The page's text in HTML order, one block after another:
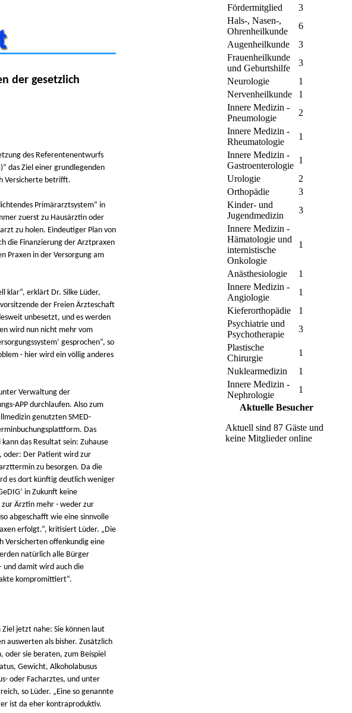
der gesetzlich
des Referentenentwurfs
das Ziel einer grundlegenden
Versicherte betrifft.
Primärarztsystem“ in
zuerst zu Hausärztin oder
zu holen. Eindeutiger Plan von
die Finanzierung der Arztpraxen
Praxen in der Versorgung am
klar“, erklärt Dr. Silke Lüder,
der Freien Ärzteschaft
unbesetzt, und es werden
wird nun nicht mehr vom
gesprochen“, so
- hier wird ein völlig anderes
Verwaltung der
APP durchlaufen. Also zum
genutzten SMED-
Das
das Resultat sein: Zuhause
oder: Der Patient wird zur
zu besorgen. Da die
es dort künftig deutlich weniger
in Zukunft keine
Ärztin mehr - weder zur
abgeschafft wie eine sinnvolle
erfolgt.“, kritisiert Lüder. „Die
Versicherten offenkundig eine
natürlich alle Bürger
und damit wird auch die
kompromittiert“.
jetzt nahe: Sie können laut
auswerten als bisher. Zusätzlich
sie beraten, zum Beispiel
Gewicht, Alkoholabusus
oder Facharztes, und unter
so Lüder. „Eine so genannte
ist da eher kontraproduktiv.
Fördermitglied
3
Hals-, Nasen-,
Ohrenheilkunde
6
Augenheilkunde
3
Frauenheilkunde
und Geburtshilfe
3
Neurologie
1
Nervenheilkunde
1
Innere Medizin -
Pneumologie
2
Innere Medizin -
Rheumatologie
1
Innere Medizin -
Gastroenterologie
1
Urologie
2
Orthopädie
3
Kinder- und
Jugendmedizin
3
Innere Medizin -
Hämatologie und
internistische
Onkologie
1
Anästhesiologie
1
Innere Medizin -
Angiologie
1
Kieferorthopädie
1
Psychiatrie und
Psychotherapie
3
Plastische
Chirurgie
1
Nuklearmedizin
1
Innere Medizin -
Nephrologie
1
Aktuelle Besucher
Aktuell sind 87 Gäste und
keine Mitglieder online